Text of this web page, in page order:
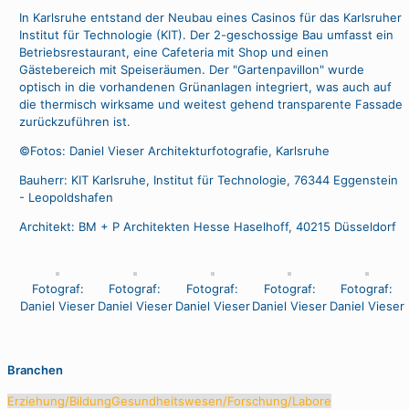
In Karlsruhe entstand der Neubau eines Casinos für das Karlsruher
Institut für Technologie (KIT). Der 2-geschossige Bau umfasst ein
Betriebsrestaurant, eine Cafeteria mit Shop und einen
Gästebereich mit Speiseräumen. Der "Gartenpavillon" wurde
optisch in die vorhandenen Grünanlagen integriert, was auch auf
die thermisch wirksame und weitest gehend transparente Fassade
zurückzuführen ist.
©Fotos: Daniel Vieser Architekturfotografie, Karlsruhe
Bauherr: KIT Karlsruhe, Institut für Technologie, 76344 Eggenstein
- Leopoldshafen
Architekt: BM + P Architekten Hesse Haselhoff, 40215 Düsseldorf
Fotograf:
Daniel Vieser
Fotograf:
Daniel Vieser
Fotograf:
Daniel Vieser
Fotograf:
Daniel Vieser
Fotograf:
Daniel Vieser
Branchen
Erziehung/BildungGesundheitswesen/Forschung/Labore